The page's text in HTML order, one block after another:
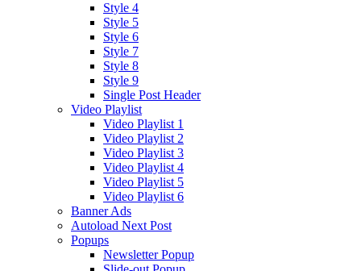
Style 4
Style 5
Style 6
Style 7
Style 8
Style 9
Single Post Header
Video Playlist
Video Playlist 1
Video Playlist 2
Video Playlist 3
Video Playlist 4
Video Playlist 5
Video Playlist 6
Banner Ads
Autoload Next Post
Popups
Newsletter Popup